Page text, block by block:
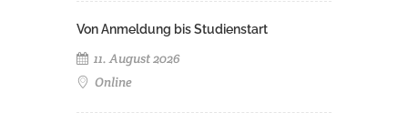
Von Anmeldung bis Studienstart
11. August 2026
Online